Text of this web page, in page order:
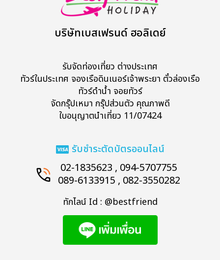
บริษัทเบสเฟรนด์ ฮอลิเดย์
รับจัดท่องเที่ยว ต่างประเทศ
ทัวร์ในประเทศ จองเรือดินเนอร์เจ้าพระยา ตั๋วล่องเรือ
ทัวร์ดำน้ำ จอยทัวร์
จัดกรุ๊ปเหมา กรุ๊ปส่วนตัว คุณภาพดี
ใบอนุญาตนำเที่ยว 11/07424
รับชำระตัดบัตรออนไลน์
02-1835623 , 094-5707755
089-6133915 , 082-3550282
ทักไลน์ Id : @bestfriend